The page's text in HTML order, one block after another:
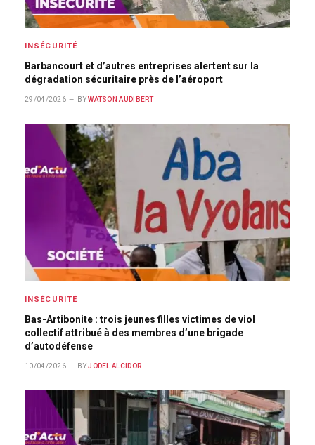
INSÉCURITÉ
Barbancourt et d’autres entreprises alertent sur la
dégradation sécuritaire près de l’aéroport
29/04/2026 BY WATSON AUDIBERT
INSÉCURITÉ
Bas-Artibonite : trois jeunes filles victimes de viol
collectif attribué à des membres d’une brigade
d’autodéfense
10/04/2026 BY JODEL ALCIDOR